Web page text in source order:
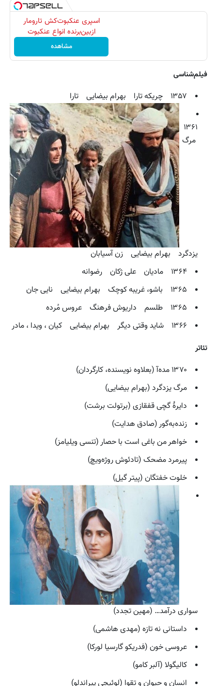
اسپری عنکبوت‌‌کش تارومار
ازبین‌برنده انواع عنکبوت
مشاهده
فیلم‌شناسی
۱۳۵۷ چریکه تارا بهرام بیضایی تارا
مرگ
یزدگرد بهرام بیضایی زن آسیابان
۱۳۶۴ مادیان علی ژکان رضوانه
۱۳۶۵ باشو، غریبه کوچک بهرام بیضایی نایی جان
۱۳۶۵ طلسم داریوش فرهنگ عروس مُرده
۱۳۶۶ شاید وقتی دیگر بهرام بیضایی کیان ، ویدا ، مادر
تئاتر
۱۳۷۰ مده‌آ (بعلاوه نویسنده، کارگردان)
مرگ یزدگرد (بهرام بیضایی)
دایرهٔ گچی قفقازی (برتولت برشت)
زنده‌به‌گور (صادق هدایت)
خواهر من باغی است با حصار (تنسی ویلیامز)
پیرمرد مضحک (تادئوش روژه‌ویچ)
خلوت خفتگان (پیتر گیل)
سواری درآمد… (مهین تجدد)
داستانی نه تازه (مهدی هاشمی)
عروسی خون (فدریکو گارسیا لورکا)
کالیگولا (آلبر کامو)
انسان و حیوان و تقوا (لوئیجی پیراندلو)